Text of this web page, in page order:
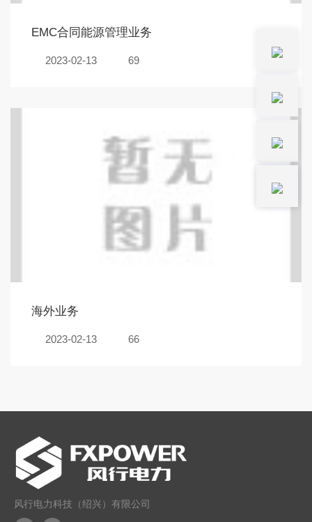
EMC合同能源管理业务
2023-02-13 69
海外业务
2023-02-13 66
风行电力科技（绍兴）有限公司